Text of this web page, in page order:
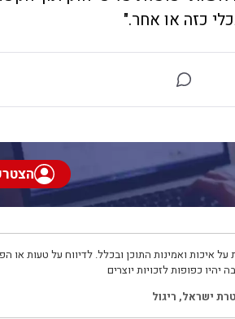
כזה או אחר."
איכות ואמינות התוכן ובכלל. לדיווח על טעות או
יהיו כפופות לזכויות יוצרים
ישראל, ריגול